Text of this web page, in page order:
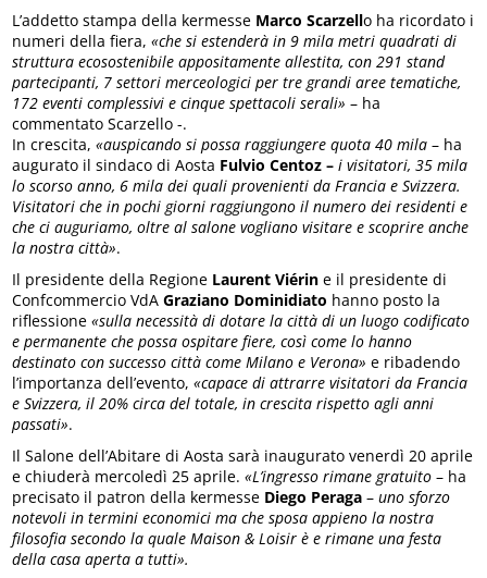
L’addetto stampa della kermesse Marco Scarzello ha ricordato i
numeri della fiera, «che si estenderà in 9 mila metri quadrati di
struttura ecosostenibile appositamente allestita, con 291 stand
partecipanti, 7 settori merceologici per tre grandi aree tematiche,
172 eventi complessivi e cinque spettacoli serali» – ha
commentato Scarzello -.
In crescita,«auspicando si possa raggiungere quota 40 mila – ha
augurato il sindaco di Aosta Fulvio Centoz – i visitatori, 35 mila
lo scorso anno, 6 mila dei quali provenienti da Francia e Svizzera.
Visitatori che in pochi giorni raggiungono il numero dei residenti e
che ci auguriamo, oltre al salone vogliano visitare e scoprire anche
la nostra città».
Il presidente della Regione Laurent Viérin e il presidente di
Confcommercio VdAGraziano Dominidiato hanno posto la
riflessione«sulla necessità di dotare la città di un luogo codificato
e permanente che possa ospitare fiere, così come lo hanno
destinato con successo città come Milano e Verona» e ribadendo
l’importanza dell’evento,«capace di attrarre visitatori da Francia
e Svizzera, il 20% circa del totale, in crescita rispetto agli anni
passati».
Il Salone dell’Abitare di Aosta sarà inaugurato venerdì 20 aprile
e chiuderà mercoledì 25 aprile.«L’ingresso rimane gratuito – ha
precisato il patron della kermesse Diego Peraga –uno sforzo
notevoli in termini economici ma che sposa appieno la nostra
filosofia secondo la quale Maison & Loisir è e rimane una festa
della casa aperta a tutti».